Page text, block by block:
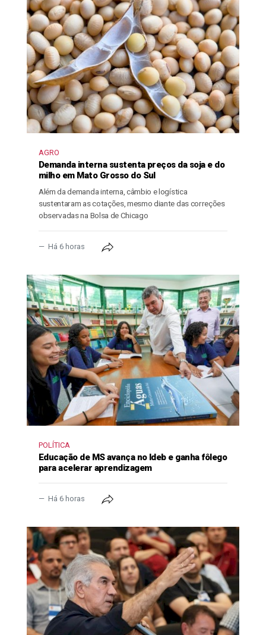
AGRO
Demanda interna sustenta preços da soja e do
milho em Mato Grosso do Sul
Além da demanda interna, câmbio e logística
sustentaram as cotações, mesmo diante das correções
observadas na Bolsa de Chicago
Há 6 horas
POLÍTICA
Educação de MS avança no Ideb e ganha fôlego
para acelerar aprendizagem
Há 6 horas